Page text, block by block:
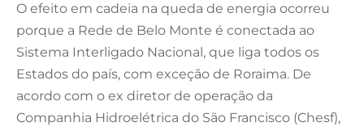
O efeito em cadeia na queda de energia ocorreu
porque a Rede de Belo Monte é conectada ao
Sistema Interligado Nacional, que liga todos os
Estados do país, com exceção de Roraima. De
acordo com o ex diretor de operação da
Companhia Hidroelétrica do São Francisco (Chesf),